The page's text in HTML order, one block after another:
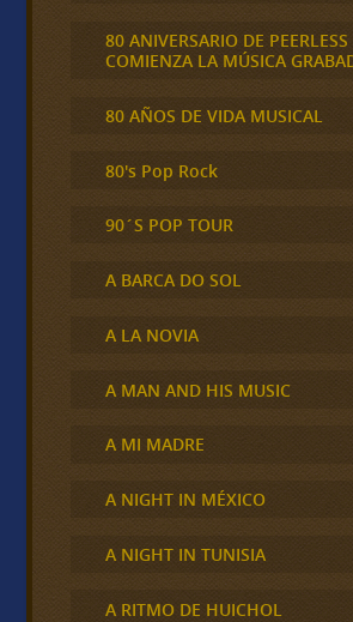
80 ANIVERSARIO DE
COMIENZA LA MÚSICA
80 AÑOS DE VIDA MUSICAL
80's Pop Rock
90´S POP TOUR
A BARCA DO SOL
A LA NOVIA
A MAN AND HIS MUSIC
A MI MADRE
A NIGHT IN MÉXICO
A NIGHT IN TUNISIA
A RITMO DE HUICHOL